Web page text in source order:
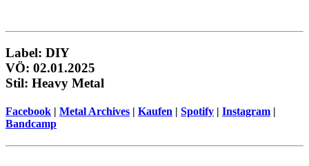
Label: DIY
VÖ: 02.01.2025
Stil: Heavy Metal
Facebook | Metal Archives | Kaufen | Spotify | Instagram |
Bandcamp